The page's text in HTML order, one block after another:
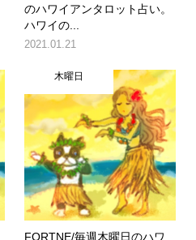
のハワイアンタロット占い。
ハワイの...
2021.01.21
木曜日
FORTNE/毎週木曜日のハワ